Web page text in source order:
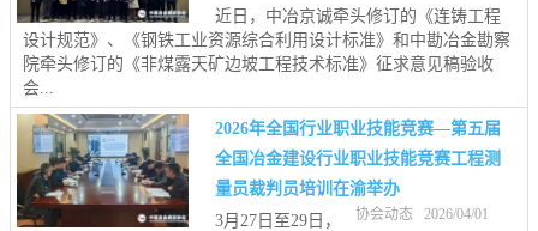
近日，中冶京诚牵头修订的《连铸工程
设计规范》、《钢铁工业资源综合利用设计标准》和中勘冶金勘察
院牵头修订的《非煤露天矿边坡工程技术标准》征求意见稿验收
会...
2026年全国行业职业技能竞赛—第五届
全国冶金建设行业职业技能竞赛工程测
量员裁判员培训在渝举办
协会动态 2026/04/01
3月27日至29日，